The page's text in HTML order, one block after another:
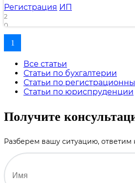
Регистрация ИП
2
0
1928
1
Все статьи
Статьи по бухгалтерии
Статьи по
Статьи по юриспруденции
Получите
Разберем вашу ситуацию,